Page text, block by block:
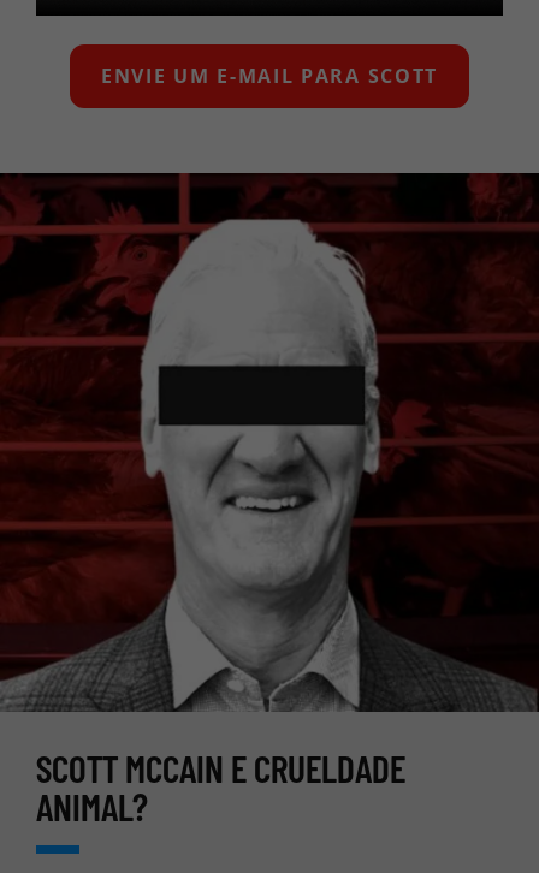
ENVIE UM E-MAIL PARA SCOTT
SCOTT MCCAIN E CRUELDADE
ANIMAL?